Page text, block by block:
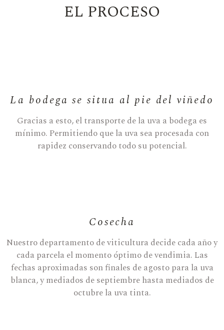
EL PROCESO
La bodega se situa al pie del viñedo
Gracias a esto, el transporte de la uva a bodega es
mínimo. Permitiendo que la uva sea procesada con
rapidez conservando todo su potencial.
Cosecha
Nuestro departamento de viticultura decide cada año y
cada parcela el momento óptimo de vendimia. Las
fechas aproximadas son finales de agosto para la uva
blanca, y mediados de septiembre hasta mediados de
octubre la uva tinta.